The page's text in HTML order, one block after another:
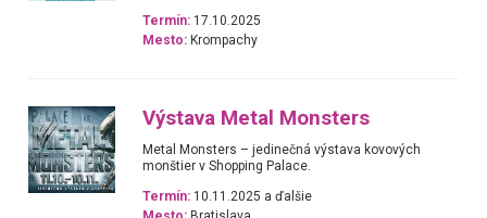
Termín: 17.10.2025
Mesto: Krompachy
Výstava Metal Monsters
Metal Monsters – jedinečná výstava kovových
monštier v Shopping Palace.
Termín: 10.11.2025 a ďalšie